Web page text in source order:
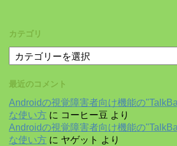
カテゴリ
テ
リ
最近のコメント
Androidの視覚障害者向け機能の
な使い方 に コーヒー豆 より
Androidの視覚障害者向け機能の
な使い方 に ヤゲット より